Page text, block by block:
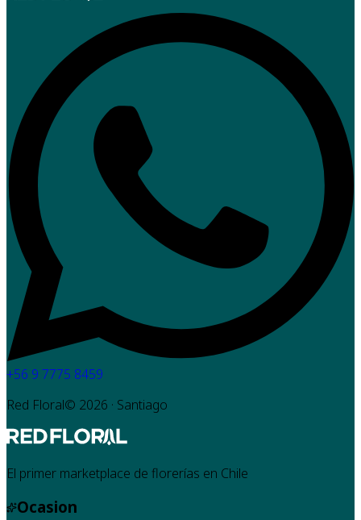
+56 9 7775 8459
Red Floral© 2026 · Santiago
El primer marketplace de florerías en Chile
Ocasion